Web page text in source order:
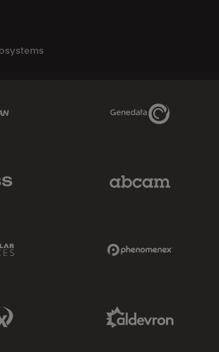
Genedata Link
Devices Link
Link